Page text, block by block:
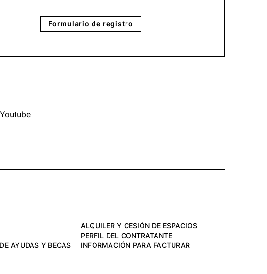
Formulario de registro
Youtube
ALQUILER Y CESIÓN DE ESPACIOS
PERFIL DEL CONTRATANTE
AYUDAS Y BECAS INFORMACIÓN PARA FACTURAR